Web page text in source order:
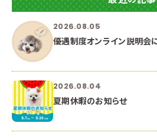
2026.08.05
優遇制度オンライン説明会
2026.08.04
夏期休暇のお知らせ